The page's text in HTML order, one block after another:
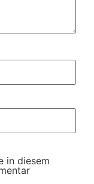
in diesem